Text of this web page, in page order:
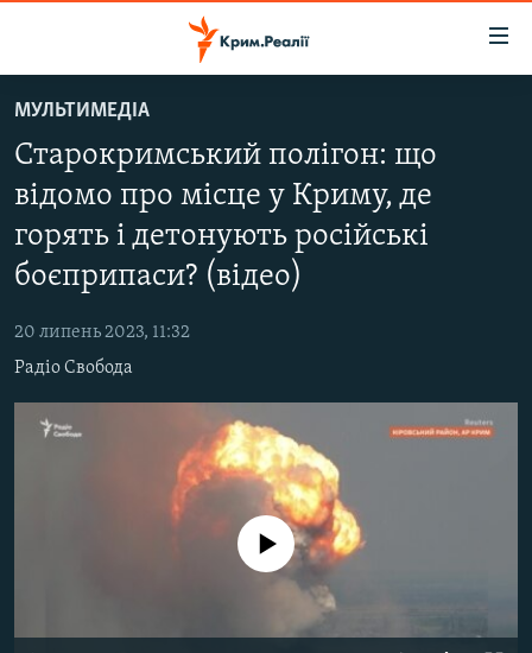
до
основного
матеріалу
Перейти
до
основної
Перейти
до
ВОДА.КРИМ
ВІДЕО ТА ФОТО
ПОЛІТИКА
БЛОГИ
ПОГЛЯД
ІНТЕРВ'Ю
ВСЕ ЗА ДЕНЬ
УКРАЇНСЬКА ПРОБЛЕМА КРИМУ
ЯК ОБІЙТИ БЛОКУВАННЯ
МУЛЬТИМЕДІА
Старокримський полігон: що
відомо про місце у Криму, де
горять і детонують російські
боєприпаси? (відео)
20 липень 2023, 11:32
Радіо Свобода
No media source currently available